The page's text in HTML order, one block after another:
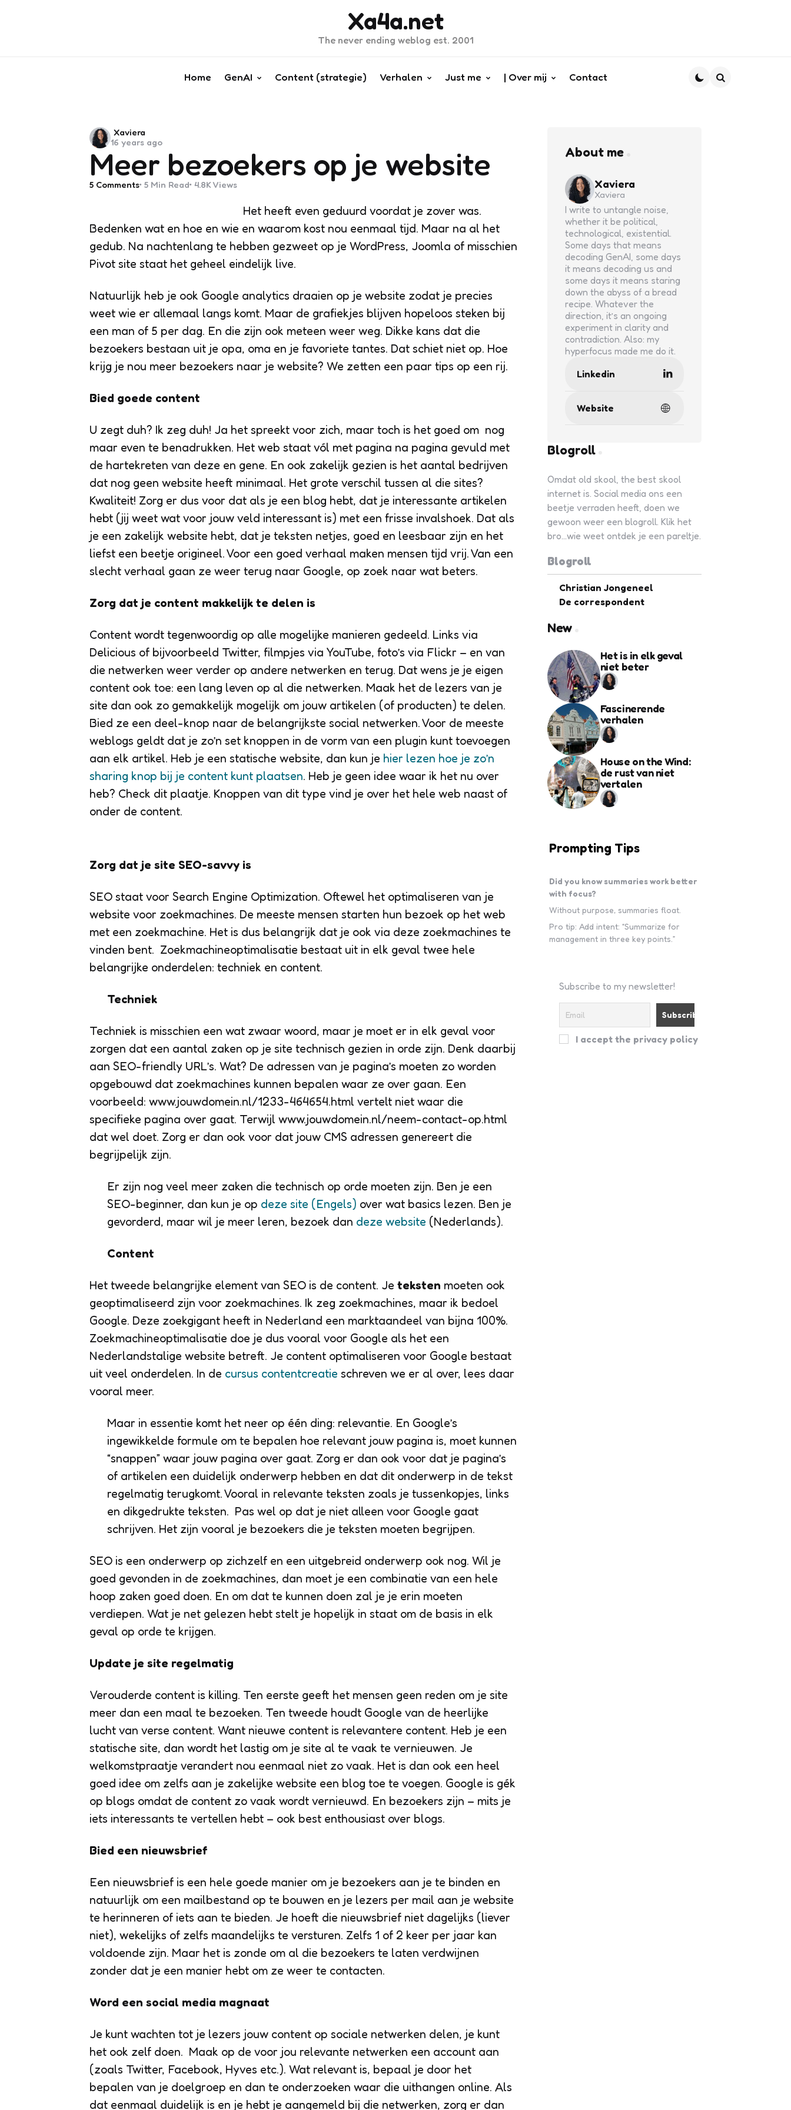
Xa4a.net
The never ending weblog est. 2001
Home GenAI Content (strategie) Verhalen Just me | Over mij Contact
Meer bezoekers op je website
Posted
by
Xaviera
16 years ago
5 Comments 5 Min Read 4.8K Views
Het heeft even geduurd voordat je zover was.
Bedenken wat en hoe en wie en waarom kost nou eenmaal tijd. Maar na al het
gedub. Na nachtenlang te hebben gezweet op je WordPress, Joomla of misschien
Pivot site staat het geheel eindelijk live.
Natuurlijk heb je ook Google analytics draaien op je website zodat je precies
weet wie er allemaal langs komt. Maar de grafiekjes blijven hopeloos steken bij
een man of 5 per dag. En die zijn ook meteen weer weg. Dikke kans dat die
bezoekers bestaan uit je opa, oma en je favoriete tantes. Dat schiet niet op. Hoe
krijg je nou meer bezoekers naar je website? We zetten een paar tips op een rij.
Bied goede content
U zegt duh? Ik zeg duh! Ja het spreekt voor zich, maar toch is het goed om nog
maar even te benadrukken. Het web staat vól met pagina na pagina gevuld met
de hartekreten van deze en gene. En ook zakelijk gezien is het aantal bedrijven
dat nog geen website heeft minimaal. Het grote verschil tussen al die sites?
Kwaliteit! Zorg er dus voor dat als je een blog hebt, dat je interessante artikelen
hebt (jij weet wat voor jouw veld interessant is) met een frisse invalshoek. Dat als
je een zakelijk website hebt, dat je teksten netjes, goed en leesbaar zijn en het
liefst een beetje origineel. Voor een goed verhaal maken mensen tijd vrij. Van een
slecht verhaal gaan ze weer terug naar Google, op zoek naar wat beters.
Zorg dat je content makkelijk te delen is
Content wordt tegenwoordig op alle mogelijke manieren gedeeld. Links via
Delicious of bijvoorbeeld Twitter, filmpjes via YouTube, foto’s via Flickr – en van
die netwerken weer verder op andere netwerken en terug. Dat wens je je eigen
content ook toe: een lang leven op al die netwerken. Maak het de lezers van je
site dan ook zo gemakkelijk mogelijk om jouw artikelen (of producten) te delen.
Bied ze een deel-knop naar de belangrijkste social netwerken. Voor de meeste
weblogs geldt dat je zo’n set knoppen in de vorm van een plugin kunt toevoegen
aan elk artikel. Heb je een statische website, dan kun je hier lezen hoe je zo’n
sharing knop bij je content kunt plaatsen. Heb je geen idee waar ik het nu over
heb? Check dit plaatje. Knoppen van dit type vind je over het hele web naast of
onder de content.
Zorg dat je site SEO-savvy is
SEO staat voor Search Engine Optimization. Oftewel het optimaliseren van je
website voor zoekmachines. De meeste mensen starten hun bezoek op het web
met een zoekmachine. Het is dus belangrijk dat je ook via deze zoekmachines te
vinden bent. Zoekmachineoptimalisatie bestaat uit in elk geval twee hele
belangrijke onderdelen: techniek en content.
Techniek
Techniek is misschien een wat zwaar woord, maar je moet er in elk geval voor
zorgen dat een aantal zaken op je site technisch gezien in orde zijn. Denk daarbij
aan SEO-friendly URL’s. Wat? De adressen van je pagina’s moeten zo worden
opgebouwd dat zoekmachines kunnen bepalen waar ze over gaan. Een
voorbeeld: www.jouwdomein.nl/1233-464654.html vertelt niet waar die
specifieke pagina over gaat. Terwijl www.jouwdomein.nl/neem-contact-op.html
dat wel doet. Zorg er dan ook voor dat jouw CMS adressen genereert die
begrijpelijk zijn.
Er zijn nog veel meer zaken die technisch op orde moeten zijn. Ben je een
SEO-beginner, dan kun je op deze site (Engels) over wat basics lezen. Ben je
gevorderd, maar wil je meer leren, bezoek dan deze website (Nederlands).
Content
Het tweede belangrijke element van SEO is de content. Je teksten moeten ook
geoptimaliseerd zijn voor zoekmachines. Ik zeg zoekmachines, maar ik bedoel
Google. Deze zoekgigant heeft in Nederland een marktaandeel van bijna 100%.
Zoekmachineoptimalisatie doe je dus vooral voor Google als het een
Nederlandstalige website betreft. Je content optimaliseren voor Google bestaat
uit veel onderdelen. In de cursus contentcreatie schreven we er al over, lees daar
vooral meer.
Maar in essentie komt het neer op één ding: relevantie. En Google’s
ingewikkelde formule om te bepalen hoe relevant jouw pagina is, moet kunnen
“snappen” waar jouw pagina over gaat. Zorg er dan ook voor dat je pagina’s
of artikelen een duidelijk onderwerp hebben en dat dit onderwerp in de tekst
regelmatig terugkomt. Vooral in relevante teksten zoals je tussenkopjes, links
en dikgedrukte teksten. Pas wel op dat je niet alleen voor Google gaat
schrijven. Het zijn vooral je bezoekers die je teksten moeten begrijpen.
SEO is een onderwerp op zichzelf en een uitgebreid onderwerp ook nog. Wil je
goed gevonden in de zoekmachines, dan moet je een combinatie van een hele
hoop zaken goed doen. En om dat te kunnen doen zal je je erin moeten
verdiepen. Wat je net gelezen hebt stelt je hopelijk in staat om de basis in elk
geval op orde te krijgen.
Update je site regelmatig
Verouderde content is killing. Ten eerste geeft het mensen geen reden om je site
meer dan een maal te bezoeken. Ten tweede houdt Google van de heerlijke
lucht van verse content. Want nieuwe content is relevantere content. Heb je een
statische site, dan wordt het lastig om je site al te vaak te vernieuwen. Je
welkomstpraatje verandert nou eenmaal niet zo vaak. Het is dan ook een heel
goed idee om zelfs aan je zakelijke website een blog toe te voegen. Google is gék
op blogs omdat de content zo vaak wordt vernieuwd. En bezoekers zijn – mits je
iets interessants te vertellen hebt – ook best enthousiast over blogs.
Bied een nieuwsbrief
Een nieuwsbrief is een hele goede manier om je bezoekers aan je te binden en
natuurlijk om een mailbestand op te bouwen en je lezers per mail aan je website
te herinneren of iets aan te bieden. Je hoeft die nieuwsbrief niet dagelijks (liever
niet), wekelijks of zelfs maandelijks te versturen. Zelfs 1 of 2 keer per jaar kan
voldoende zijn. Maar het is zonde om al die bezoekers te laten verdwijnen
zonder dat je een manier hebt om ze weer te contacten.
Word een social media magnaat
Je kunt wachten tot je lezers jouw content op sociale netwerken delen, je kunt
het ook zelf doen. Maak op de voor jou relevante netwerken een account aan
(zoals Twitter, Facebook, Hyves etc.). Wat relevant is, bepaal je door het
bepalen van je doelgroep en dan te onderzoeken waar die uithangen online. Als
dat eenmaal duidelijk is en je hebt je aangemeld bij die netwerken, zorg er dan
About me
Xaviera
Xaviera
I write to untangle noise,
whether it be political,
technological, existential.
Some days that means
decoding GenAI, some days
it means decoding us and
some days it means staring
down the abyss of a bread
recipe. Whatever the
direction, it’s an ongoing
experiment in clarity and
contradiction. Also: my
hyperfocus made me do it.
Linkedin
Website
Blogroll
Omdat old skool, the best skool
internet is. Social media ons een
beetje verraden heeft, doen we
gewoon weer een blogroll. Klik het
bro...wie weet ontdek je een pareltje.
Blogroll
Christian Jongeneel
De correspondent
New
Het is in elk geval
niet beter
Fascinerende
verhalen
House on the Wind:
de rust van niet
vertalen
Prompting Tips
Did you know summaries work better
with focus?
Without purpose, summaries float.
Pro tip: Add intent: “Summarize for
management in three key points.”
Subscribe to my newsletter!
I accept the privacy policy